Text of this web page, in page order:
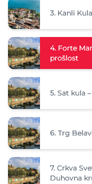
3. Kanli
4. Forte
prošlost
5. Sat kula
6. Trg
7. Crkva
Duhovna